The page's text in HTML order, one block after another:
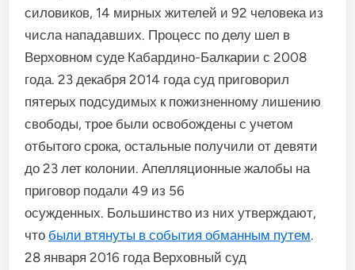
силовиков, 14 мирных жителей и 92 человека из
числа нападавших. Процесс по делу шел в
Верховном суде Кабардино-Балкарии с 2008
года. 23 декабря 2014 года суд приговорил
пятерых подсудимых к пожизненному лишению
свободы, трое были освобождены с учетом
отбытого срока, остальные получили от девяти
до 23 лет колонии. Апелляционные жалобы на
приговор подали 49 из 56
осужденных. Большинство из них утверждают,
что были втянуты в события обманным путем.
28 января 2016 года Верховный суд